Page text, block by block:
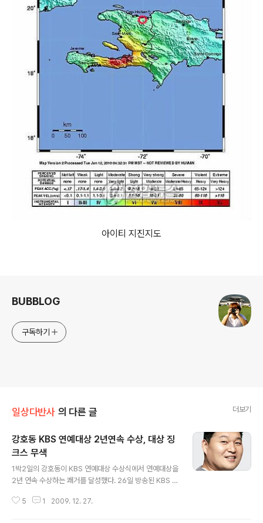
아이티 지진지도
BUBBLOG
구독하기
일상다반사 의 다른 글 더보기
강호동 KBS 연예대상 2년연속 수상, 대상 징
크스 무색
1박2일의 강호동이 KBS 연예대상 수상식에서 연예대상을
2년 연속 수상하는 쾌거를 달성했다. 26일 방송된 KBS 연
재,김병만등과 후보에 올랐다. 이경규,유재석과 함께 유력
5 1 2009. 12. 27.